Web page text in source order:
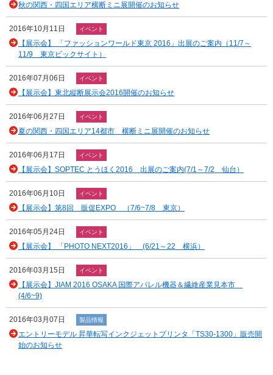
秋の関西・四国エリア横断ミニ展開催のお知らせ
2016年10月11日 イベント
【展示会】 「ファッションワールド東京 2016」出展のご案内（11/7～
11/9 東京ビックサイト）
2016年07月06日 イベント
【展示会】東北縦断展示会2016開催のお知らせ
2016年06月27日 イベント
夏の関西・四国エリア14都市 横断ミニ展開催のお知らせ
2016年06月17日 イベント
【展示会】SOPTEC とうほく2016 出展のご案内(7/1～7/2 仙台）
2016年06月10日 イベント
【展示会】第8回 販促EXPO （7/6~7/8 東京）
2016年05月24日 イベント
【展示会】 「PHOTO NEXT2016」 (6/21～22 横浜）
2016年03月15日 イベント
【展示会】JIAM 2016 OSAKA 国際アパレル機器＆繊維産業見本市
(4/6~9)
2016年03月07日 製品情報
エントリーモデル 昇華転写インクジェットプリンタ「TS30-1300」販売開
始のお知らせ